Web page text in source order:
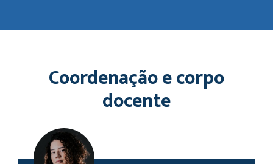
Coordenação e corpo
docente